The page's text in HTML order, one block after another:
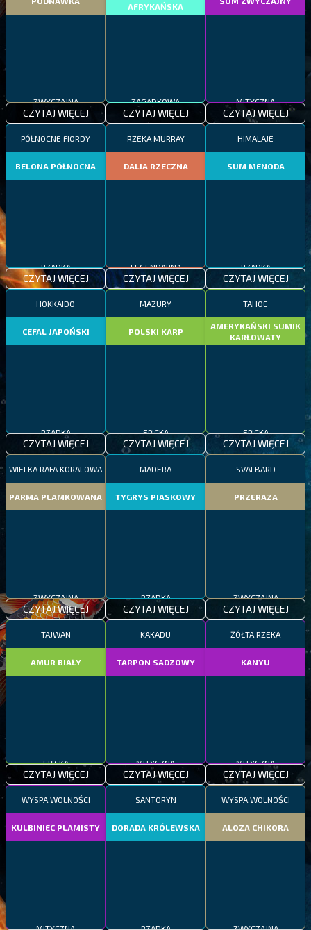
CZYTAJ WIĘCEJ
AFRYKAŃSKA
CZYTAJ WIĘCEJ CZYTAJ WIĘCEJ
PÓŁNOCNE FIORDY
BELONA PÓŁNOCNA
CZYTAJ WIĘCEJ
RZEKA MURRAY
DALIA RZECZNA
CZYTAJ WIĘCEJ
HIMALAJE
SUM MENODA
CZYTAJ WIĘCEJ
HOKKAIDO
CEFAL JAPOŃSKI
CZYTAJ WIĘCEJ
MAZURY
POLSKI KARP
CZYTAJ WIĘCEJ
TAHOE
AMERYKAŃSKI SUMIK
KARŁOWATY
CZYTAJ WIĘCEJ
WIELKA RAFA KORALOWA
PARMA PLAMKOWANA
CZYTAJ WIĘCEJ
MADERA
TYGRYS PIASKOWY
CZYTAJ WIĘCEJ
SVALBARD
PRZERAZA
CZYTAJ WIĘCEJ
TAJWAN
AMUR BIAŁY
CZYTAJ WIĘCEJ
KAKADU
TARPON SADZOWY
CZYTAJ WIĘCEJ
ŻÓŁTA RZEKA
KANYU
CZYTAJ WIĘCEJ
WYSPA WOLNOŚCI
KULBINIEC PLAMISTY
SANTORYN
DORADA KRÓLEWSKA
WYSPA WOLNOŚCI
ALOZA CHIKORA